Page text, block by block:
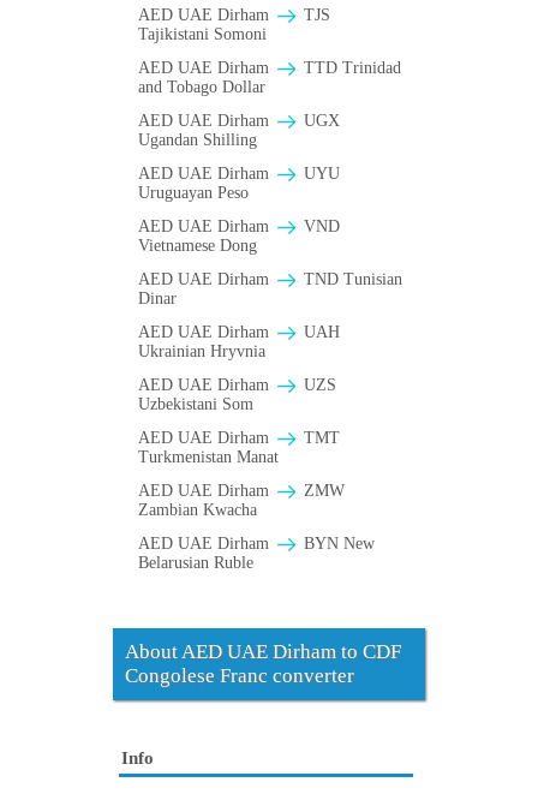
AED UAE Dirham
TJS
Tajikistani Somoni
AED UAE Dirham
TTD Trinidad
and Tobago Dollar
AED UAE Dirham
UGX
Ugandan Shilling
AED UAE Dirham
UYU
Uruguayan Peso
AED UAE Dirham
VND
Vietnamese Dong
AED UAE Dirham
TND Tunisian
Dinar
AED UAE Dirham
UAH
Ukrainian Hryvnia
AED UAE Dirham
UZS
Uzbekistani Som
AED UAE Dirham
TMT
Turkmenistan Manat
AED UAE Dirham
ZMW
Zambian Kwacha
AED UAE Dirham
BYN New
Belarusian Ruble
About AED UAE Dirham to CDF
Congolese Franc converter
Info